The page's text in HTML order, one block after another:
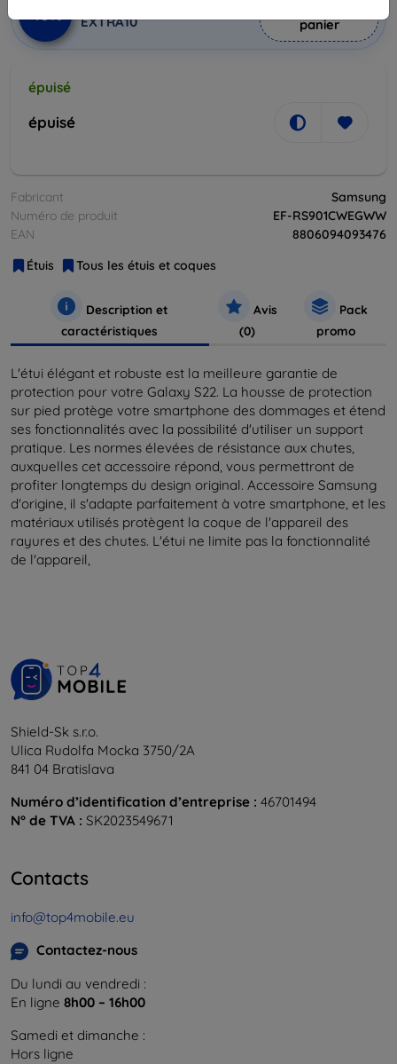
-10%
EXTRA10
panier
épuisé
épuisé
Fabricant
Samsung
Numéro de produit
EF-RS901CWEGWW
EAN
8806094093476
Étuis
Tous les étuis et coques
Description et
caractéristiques
Avis
(0)
Pack
promo
L'étui élégant et robuste est la meilleure garantie de
protection pour votre Galaxy S22. La housse de protection
sur pied protège votre smartphone des dommages et étend
ses fonctionnalités avec la possibilité d'utiliser un support
pratique. Les normes élevées de résistance aux chutes,
auxquelles cet accessoire répond, vous permettront de
profiter longtemps du design original. Accessoire Samsung
d'origine, il s'adapte parfaitement à votre smartphone, et les
matériaux utilisés protègent la coque de l'appareil des
rayures et des chutes. L'étui ne limite pas la fonctionnalité
de l'appareil,
Shield-Sk s.r.o.
Ulica Rudolfa Mocka 3750/2A
841 04 Bratislava
Numéro d’identification d’entreprise : 46701494
N° de TVA : SK2023549671
Contacts
info@top4mobile.eu
Contactez-nous
Du lundi au vendredi :
En ligne 8h00 – 16h00
Samedi et dimanche :
Hors ligne